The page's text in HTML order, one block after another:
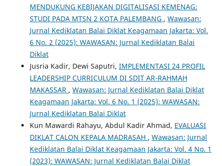
MENDUKUNG KEBIJAKAN DIGITALISASI KEMENAG:
STUDI PADA MTSN 2 KOTA PALEMBANG , Wawasan:
Jurnal Kediklatan Balai Diklat Keagamaan Jakarta: Vol.
6 No. 2 (2025): WAWASAN: Jurnal Kediklatan Balai
Diklat
Jusria Kadir, Dewi Saputri, IMPLEMENTASI 24 PROFIL
LEADERSHIP CURRICULUM DI SDIT AR-RAHMAH
MAKASSAR , Wawasan: Jurnal Kediklatan Balai Diklat
Keagamaan Jakarta: Vol. 6 No. 1 (2025): WAWASAN:
Jurnal Kediklatan Balai Diklat
Kun Mawardi Rahayu, Abdul Kadir Ahmad, EVALUASI
DIKLAT CALON KEPALA MADRASAH , Wawasan: Jurnal
Kediklatan Balai Diklat Keagamaan Jakarta: Vol. 4 No. 1
(2023): WAWASAN: Jurnal Kediklatan Balai Diklat